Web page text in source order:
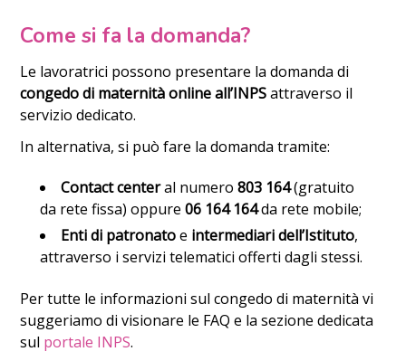
Come si fa la domanda?
Le lavoratrici possono presentare la domanda di
congedo di maternità online all’INPSattraverso il
servizio dedicato.
In alternativa, si può fare la domanda tramite:
Contact centeral numero 803 164(gratuito
da rete fissa) oppure 06 164 164da rete mobile;
Enti di patronatoe intermediari dell’Istituto,
attraverso i servizi telematici offerti dagli stessi.
Per tutte le informazioni sul congedo di maternità vi
suggeriamo di visionare le FAQ e la sezione dedicata
sul portale INPS.